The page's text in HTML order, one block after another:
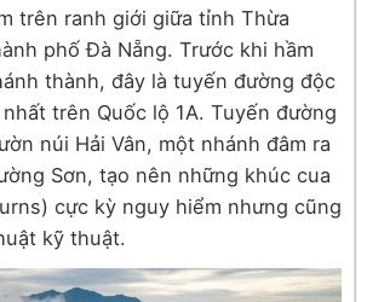
trên ranh giới giữa tỉnh Thừa
phố Đà Nẵng. Trước khi hầm
thành, đây là tuyến đường độc
trên Quốc lộ 1A. Tuyến đường
núi Hải Vân, một nhánh đâm ra
Sơn, tạo nên những khúc cua
cực kỳ nguy hiểm nhưng cũng
kỹ thuật.